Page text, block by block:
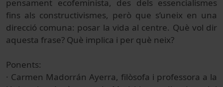
pensament ecofeminista, des dels essencialismes
fins als constructivismes, però que s’uneix en una
direcció comuna: posar la vida al centre. Què vol dir
aquesta frase? Què implica i per què neix?
Ponents:
· Carmen Madorrán Ayerra, filòsofa i professora a la